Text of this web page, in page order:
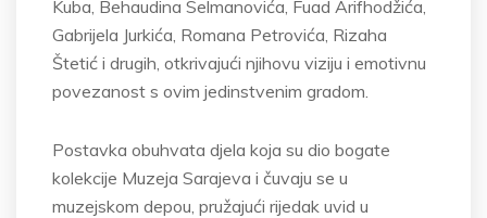
Kuba, Behaudina Selmanovića, Fuad Arifhodžića,
Gabrijela Jurkića, Romana Petrovića, Rizaha
Štetić i drugih, otkrivajući njihovu viziju i emotivnu
povezanost s ovim jedinstvenim gradom.
Postavka obuhvata djela koja su dio bogate
kolekcije Muzeja Sarajeva i čuvaju se u
muzejskom depou, pružajući rijedak uvid u